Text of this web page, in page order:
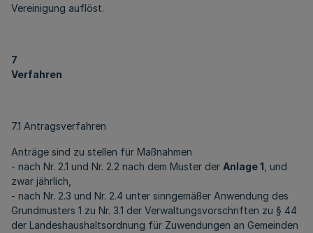
Vereinigung auflöst.
7
Verfahren
7.1 Antragsverfahren
Anträge sind zu stellen für Maßnahmen
- nach Nr. 2.1 und Nr. 2.2 nach dem Muster der Anlage 1 , und
zwar jährlich,
- nach Nr. 2.3 und Nr. 2.4 unter sinngemäßer Anwendung des
Grundmusters 1 zu Nr. 3.1 der Verwaltungsvorschriften zu § 44
der Landeshaushaltsordnung für Zuwendungen an Gemeinden